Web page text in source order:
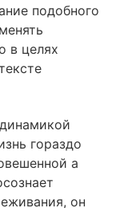
подобного
в целях
гораздо
а
он